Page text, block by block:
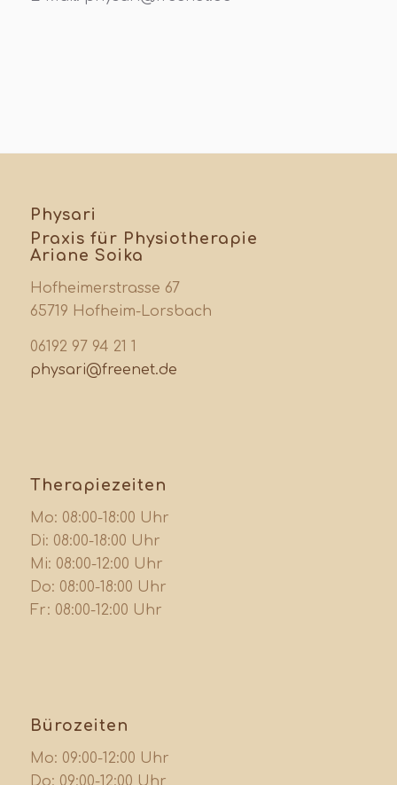
Physari
Praxis für Physiotherapie
Ariane Soika
Hofheimerstrasse 67
65719 Hofheim-Lorsbach
06192 97 94 21 1
physari@freenet.de
Therapiezeiten
Mo: 08:00-18:00 Uhr
Di: 08:00-18:00 Uhr
Mi: 08:00-12:00 Uhr
Do: 08:00-18:00 Uhr
Fr: 08:00-12:00 Uhr
Bürozeiten
Mo: 09:00-12:00 Uhr
Do: 09:00-12:00 Uhr